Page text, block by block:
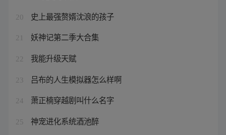
20 史上最强赘婿沈浪的孩子
21 妖神记第二季大合集
22 我能升级天赋
23 吕布的人生模拟器怎么样啊
24 萧正楠穿越剧叫什么名字
25 神宠进化系统酒池醉